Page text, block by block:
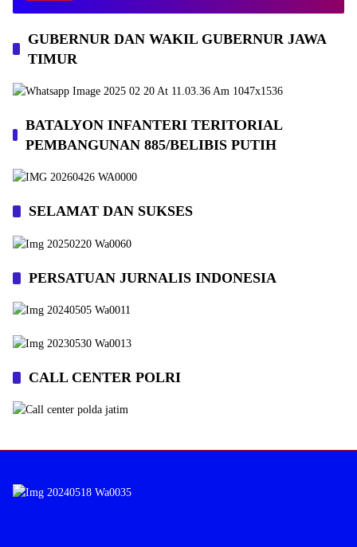
GUBERNUR DAN WAKIL GUBERNUR JAWA
TIMUR
BATALYON INFANTERI TERITORIAL
PEMBANGUNAN 885/BELIBIS PUTIH
SELAMAT DAN SUKSES
PERSATUAN JURNALIS INDONESIA
CALL CENTER POLRI